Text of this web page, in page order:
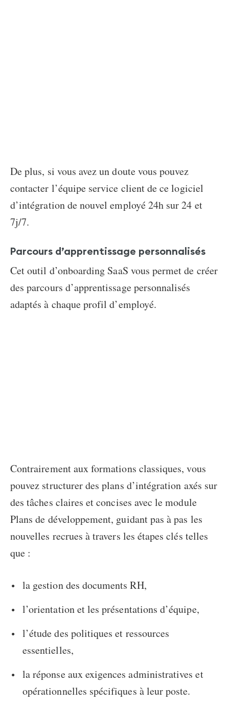
De plus, si vous avez un doute vous pouvez
contacter l’équipe service client de celogiciel
d’intégration de nouvel employé24h sur 24 et
7j/7.
Parcours d’apprentissage personnalisés
Cetoutil d’onboarding SaaS vous permet de créer
des parcours d’apprentissage personnalisés
adaptés à chaque profil d’employé.
Contrairement aux formations classiques, vous
pouvez structurer des plans d’intégration axés sur
des tâches claires et concises avec le module
Plans de développement, guidant pas à pas les
nouvelles recrues à travers les étapes clés telles
que :
la gestion des documents RH,
l’orientation et les présentations d’équipe,
l’étude des politiques et ressources
essentielles,
la réponse aux exigences administratives et
opérationnelles spécifiques à leur poste.